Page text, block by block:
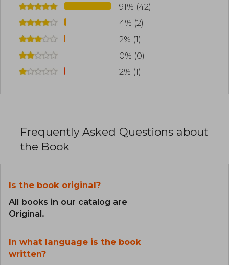
91% (42)
4% (2)
2% (1)
0% (0)
2% (1)
Frequently Asked Questions about
the Book
Is the book original?
All books in our catalog are
Original.
In what language is the book
written?